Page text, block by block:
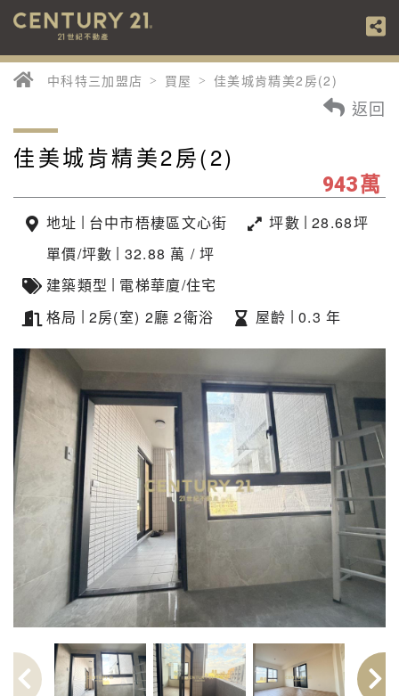
中科特三加盟店 買屋 佳美城肯精美2房(2)
返回
佳美城肯精美2房(2)
943萬
地址 | 台中市梧棲區文心街 坪數 | 28.68坪
單價/坪數 | 32.88 萬 / 坪
建築類型 | 電梯華廈/住宅
格局 | 2房(室) 2廳 2衛浴 屋齡 | 0.3 年